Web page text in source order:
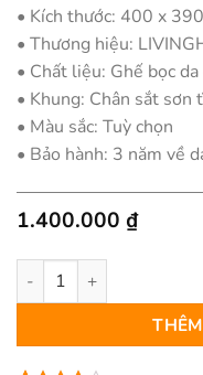
• Kích thước: 400 x
• Thương hiệu:
• Chất liệu: Ghế bọc
• Khung: Chân sắt
• Màu sắc: Tuỳ chọn
• Bảo hành: 3 năm về
1.400.000 ₫
Ghế ăn Rousi số lượng